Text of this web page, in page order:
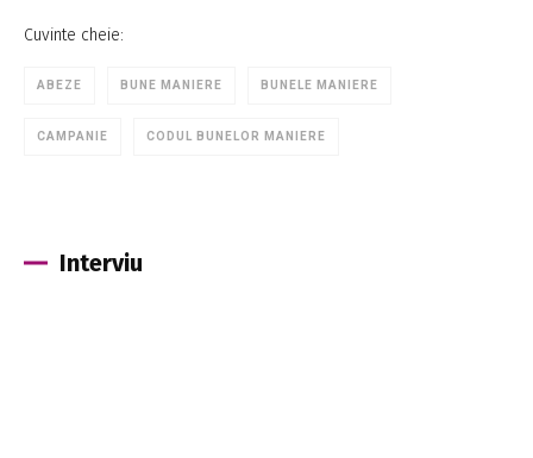
Cuvinte cheie:
ABEZE BUNE MANIERE BUNELE MANIERE
CAMPANIE CODUL BUNELOR MANIERE
Interviu